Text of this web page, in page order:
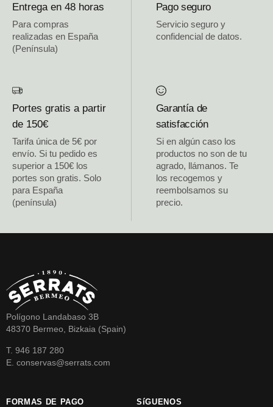
Entrega en 48 horas
Para compras
realizadas en España
(Península)
Pago seguro
Servicio seguro y
confidencial de datos.
Portes gratis a partir
de 150€
Tarifa única de 5€ por
envío. Si tu pedido es
superior a 150€ los
portes son gratis. Solo
para España
(península)
Garantía de
satisfacción
Si en algún caso los
productos no son de tu
agrado, llámanos. Te
los recogemos y
reembolsamos su
precio.
Polígono Landabaso 3B
48370 Bermeo, Bizkaia (Spain)
T. 946 187 280
E. conservas@serrats.com
FORMAS DE PAGO SíGUENOS